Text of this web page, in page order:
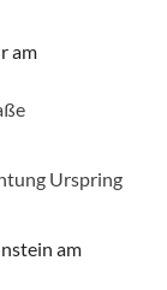
am
Urspring
am